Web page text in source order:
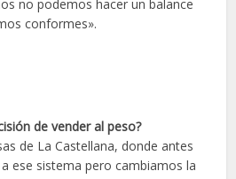
no podemos hacer un balance
conformes».
de vender al peso?
de La Castellana, donde antes
ese sistema pero cambiamos la